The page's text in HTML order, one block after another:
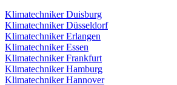
Klimatechniker Duisburg
Klimatechniker Düsseldorf
Klimatechniker Erlangen
Klimatechniker Essen
Klimatechniker Frankfurt
Klimatechniker Hamburg
Klimatechniker Hannover